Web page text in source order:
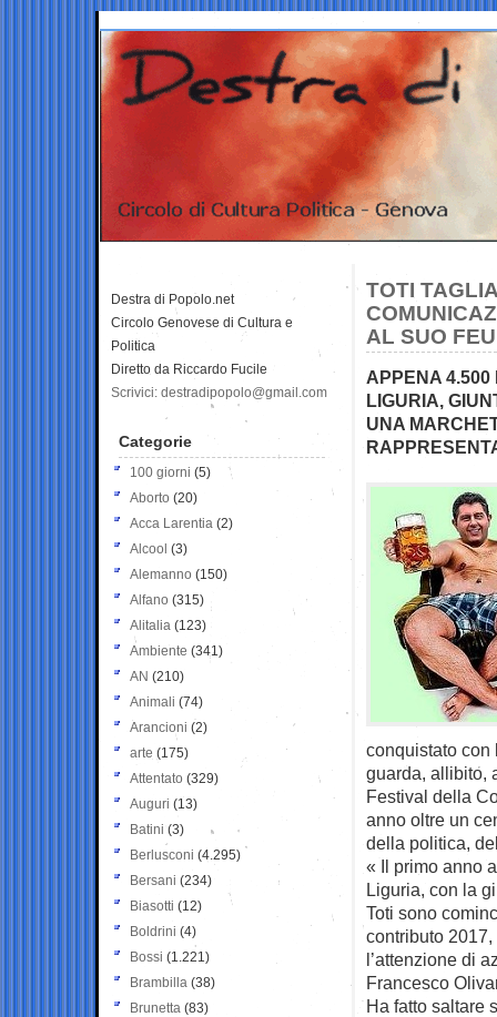
TOTI
AL SUO
APPENA 4.500
LIGURIA,
UNA
conquistato con
guarda, allibito,
Festival della
anno oltre un
della politica,
« Il primo anno
Liguria, con la
Toti sono
contributo
l’attenzione di
Francesco
Ha fatto saltare
Destra di Popolo.net
Circolo Genovese di Cultura e
Politica
Diretto da Riccardo Fucile
Scrivici: destradipopolo@gmail.com
Categorie
100 giorni (5)
Aborto (20)
Acca Larentia (2)
Alcool (3)
Alemanno (150)
Alfano (315)
Alitalia (123)
Ambiente (341)
AN (210)
Animali (74)
Arancioni (2)
arte (175)
Attentato (329)
Auguri (13)
Batini (3)
Berlusconi (4.295)
Bersani (234)
Biasotti (12)
Boldrini (4)
Bossi (1.221)
Brambilla (38)
Brunetta (83)